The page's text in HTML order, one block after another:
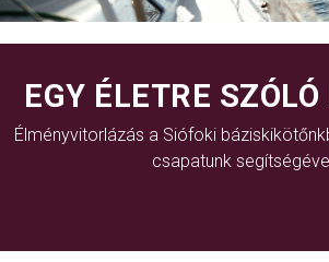
EGY ÉLETRE
Élményvitorlázás a Siófoki
csapatunk